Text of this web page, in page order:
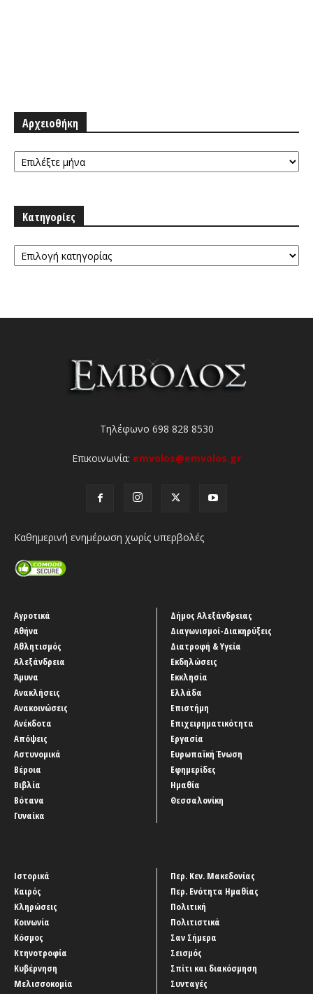
Αρχειοθήκη
Αρχειοθήκη
Κατηγορίες
Κατηγορίες
Τηλέφωνο 698 828 8530
Επικοινωνία: emvolos@emvolos.gr
Καθημερινή ενημέρωση χωρίς υπερβολές
Αγροτικά
Αθήνα
Αθλητισμός
Αλεξάνδρεια
Άμυνα
Ανακλήσεις
Ανακοινώσεις
Ανέκδοτα
Απόψεις
Αστυνομικά
Βέροια
Βιβλία
Βότανα
Γυναίκα
Δήμος Αλεξάνδρειας
Διαγωνισμοί-Διακηρύξεις
Διατροφή & Υγεία
Εκδηλώσεις
Εκκλησία
Ελλάδα
Επιστήμη
Επιχειρηματικότητα
Εργασία
Ευρωπαϊκή Ένωση
Εφημερίδες
Ημαθία
Θεσσαλονίκη
Ιστορικά
Καιρός
Κληρώσεις
Κοινωνία
Κόσμος
Κτηνοτροφία
Κυβέρνηση
Μελισσοκομία
Περ. Κεν. Μακεδονίας
Περ. Ενότητα Ημαθίας
Πολιτική
Πολιτιστικά
Σαν Σήμερα
Σεισμός
Σπίτι και διακόσμηση
Συνταγές